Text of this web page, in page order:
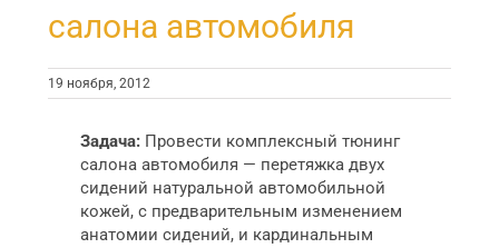
салона автомобиля
19 ноября, 2012
Задача: Провести комплексный тюнинг
салона автомобиля — перетяжка двух
сидений натуральной автомобильной
кожей, с предварительным изменением
анатомии сидений, и кардинальным